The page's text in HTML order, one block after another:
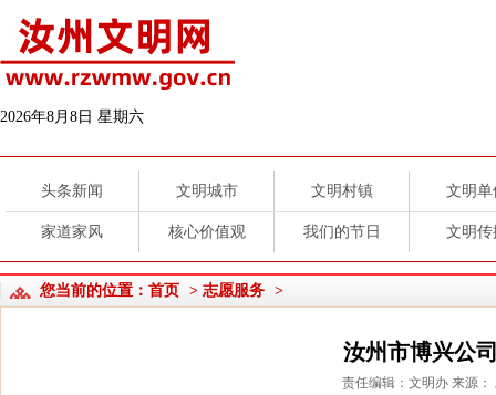
2026年8月8日 星期六
头条新闻 文明城市 文明村镇 文明单
家道家风 核心价值观 我们的节日 文明传
您当前的位置： 首页 > 志愿服务 >
汝州市博兴公
责任编辑：文明办 来源：